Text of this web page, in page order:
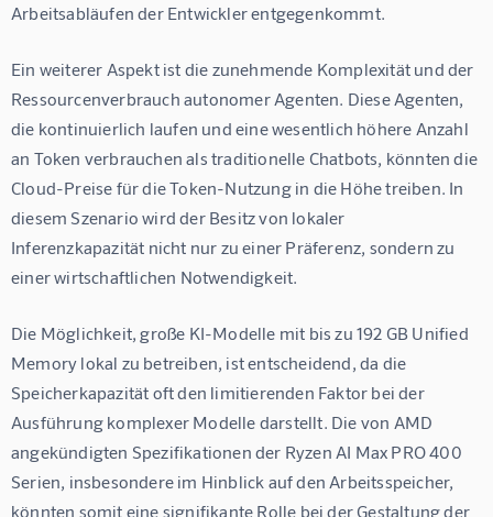
Arbeitsabläufen der Entwickler entgegenkommt.
Ein weiterer Aspekt ist die zunehmende Komplexität und der
Ressourcenverbrauch autonomer Agenten. Diese Agenten,
die kontinuierlich laufen und eine wesentlich höhere Anzahl
an Token verbrauchen als traditionelle Chatbots, könnten die
Cloud-Preise für die Token-Nutzung in die Höhe treiben. In
diesem Szenario wird der Besitz von lokaler
Inferenzkapazität nicht nur zu einer Präferenz, sondern zu
einer wirtschaftlichen Notwendigkeit.
Die Möglichkeit, große KI-Modelle mit bis zu 192 GB Unified
Memory lokal zu betreiben, ist entscheidend, da die
Speicherkapazität oft den limitierenden Faktor bei der
Ausführung komplexer Modelle darstellt. Die von AMD
angekündigten Spezifikationen der Ryzen AI Max PRO 400
Serien, insbesondere im Hinblick auf den Arbeitsspeicher,
könnten somit eine signifikante Rolle bei der Gestaltung der